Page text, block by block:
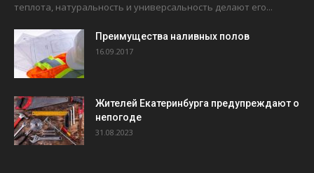
теплота, натуральность и универсальность делают его...
Преимущества наливных полов
16.09.2017
Жителей Екатеринбурга предупреждают о
непогоде
31.08.2023